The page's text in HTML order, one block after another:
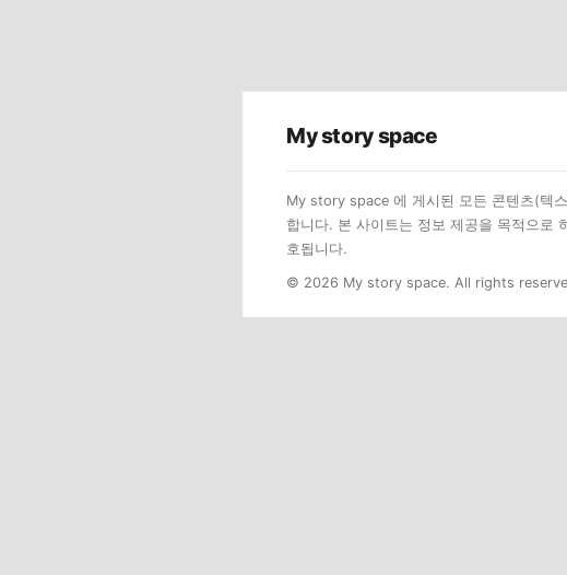
My story space
My story space 에 게시된 모든 콘텐츠(텍
합니다. 본 사이트는 정보 제공을 목적으로
호됩니다.
© 2026 My story space. All rights